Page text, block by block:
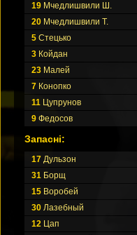
19 Мчедлишвили Ш.
20 Мчедлишвили Т.
5 Стецько
3 Койдан
23 Малей
7 Конопко
11 Цупрунов
9 Федосов
Запасні:
17 Дульзон
31 Борщ
15 Воробей
30 Лазебный
12 Цап